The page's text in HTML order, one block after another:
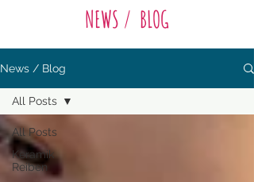
NEWS / BLOG
News / Blog
All Posts
Keramik
Reiben
All Posts